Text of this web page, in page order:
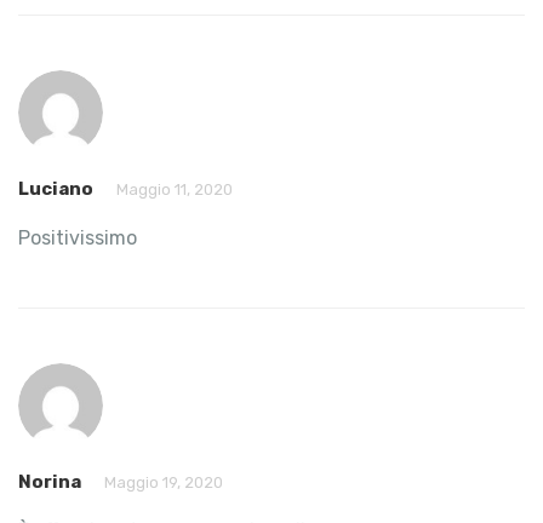
Luciano Maggio 11, 2020
Positivissimo
Norina Maggio 19, 2020